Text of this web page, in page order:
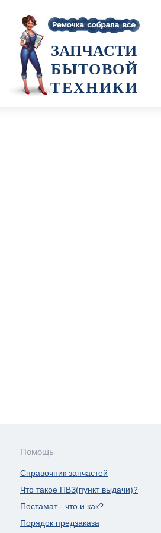
ЗАПЧАСТИ
БЫТОВОЙ
ТЕХНИКИ
Помощь
Справочник запчастей
Что такое ПВЗ(пункт выдачи)?
Постамат - что и как?
Порядок предзаказа